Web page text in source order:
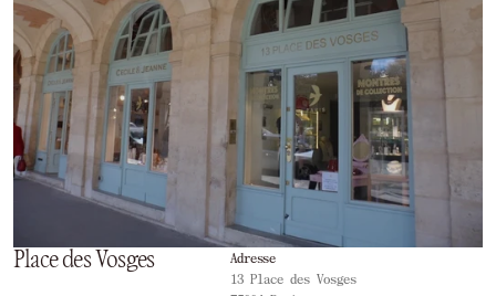
Place des Vosges
Adresse
13 Place des Vosges